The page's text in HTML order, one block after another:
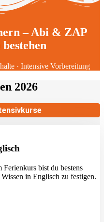
– Abi & ZAP
· Intensive Vorbereitung
2026
Ferienkurs bist du bestens
in Englisch zu festigen.